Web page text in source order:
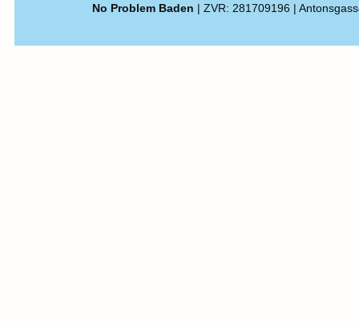
No Problem Baden | ZVR: 281709196 |